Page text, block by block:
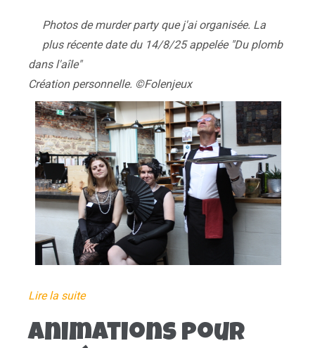
Photos de murder party que j'ai organisée. La
plus récente date du 14/8/25 appelée "Du plomb
dans l'aîle"
Création personnelle. ©Folenjeux
Lire la suite
Animations pour